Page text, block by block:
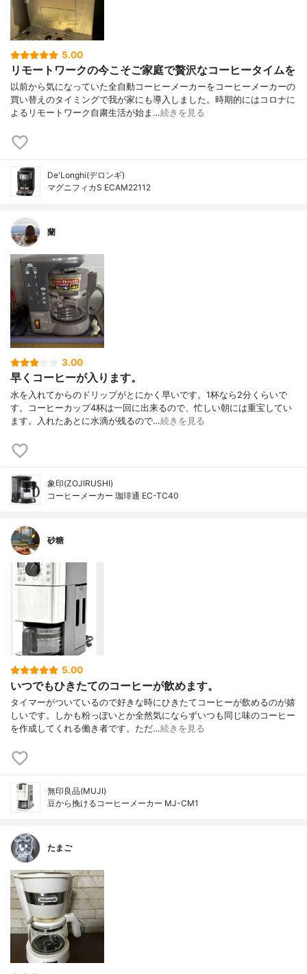
5.00
リモートワークの今こそご家庭で贅沢なコーヒータイムを
以前から気になっていた全自動コーヒーメーカーをコーヒーメーカーの
買い替えのタイミングで我が家にも導入しました。時期的にはコロナに
よるリモートワーク自粛生活が始ま…続きを見る
De'Longhi(デロンギ)
マグニフィカS ECAM22112
蘭
3.00
早くコーヒーが入ります。
水を入れてからのドリップがとにかく早いです。1杯なら2分くらいで
す。コーヒーカップ4杯は一回に出来るので、忙しい朝には重宝してい
ます。入れたあとに水滴が残るので…続きを見る
象印(ZOJIRUSHI)
コーヒーメーカー 珈琲通 EC-TC40
砂糖
5.00
いつでもひきたてのコーヒーが飲めます。
タイマーがついているので好きな時にひきたてコーヒーが飲めるのが嬉
しいです。しかも粉っぽいとか全然気にならずいつも同じ味のコーヒー
を作成してくれる働き者です。ただ…続きを見る
無印良品(MUJI)
豆から挽けるコーヒーメーカー MJ-CM1
たまご